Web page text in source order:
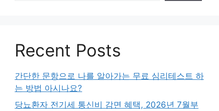
Recent Posts
간단한 문항으로 나를 알아가는 무료 심리테스트 하
는 방법 아시나요?
당뇨환자 전기세 통신비 감면 혜택, 2026년 7월부